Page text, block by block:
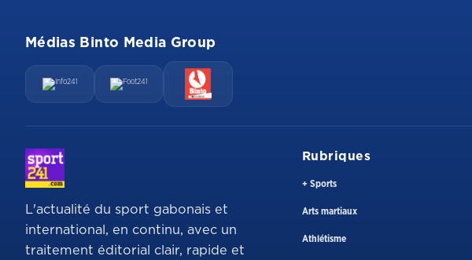
Médias Binto Media Group
L'actualité du sport gabonais et
international, en continu, avec un
traitement éditorial clair, rapide et
Rubriques
+ Sports
Arts martiaux
Athlétisme